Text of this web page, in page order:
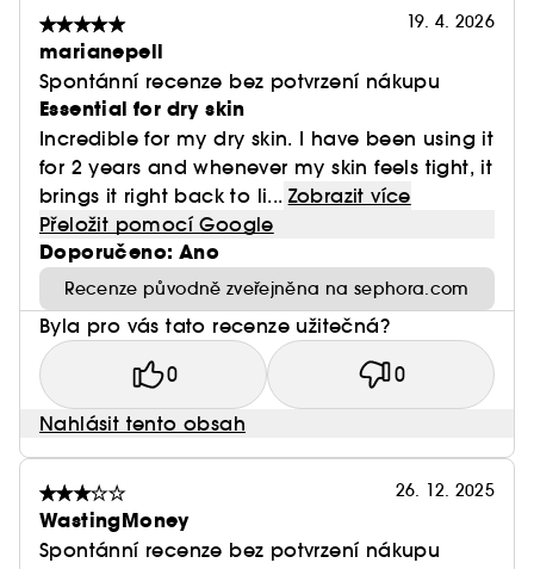
19. 4. 2026
marianepell
Spontánní recenze bez potvrzení nákupu
Essential for dry skin
Incredible for my dry skin. I have been using it
for 2 years and whenever my skin feels tight, it
brings it right back to li... Zobrazit více
Přeložit pomocí Google
Doporučeno: Ano
Recenze původně zveřejněna na sephora.com
Byla pro vás tato recenze užitečná?
0 0
Nahlásit tento obsah
26. 12. 2025
WastingMoney
Spontánní recenze bez potvrzení nákupu